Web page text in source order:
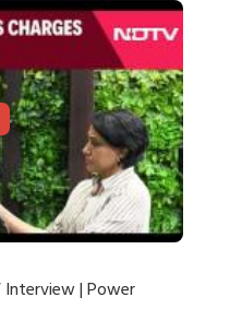
Interview | Power